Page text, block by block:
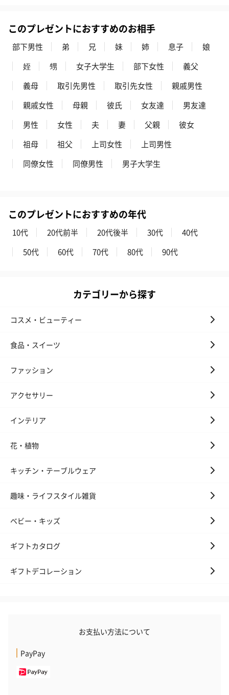
このプレゼントにおすすめのお相手
部下男性 弟 兄 妹 姉 息子
娘
姪
甥 女子大学生 部下女性
義父
義母
取引先男性 取引先女性
親戚男性
親戚女性
母親 彼氏 女友達
男友達
男性
女性 夫 妻 父親
彼女
祖母
祖父 上司女性
上司男性
同僚女性
同僚男性 男子大学生
このプレゼントにおすすめの年代
10代 20代前半 20代後半 30代
40代
50代
60代 70代 80代 90代
カテゴリーから探す
コスメ・ビューティー
食品・スイーツ
ファッション
アクセサリー
インテリア
花・植物
キッチン・テーブルウェア
趣味・ライフスタイル雑貨
ベビー・キッズ
ギフトカタログ
ギフトデコレーション
お支払い方法について
PayPay